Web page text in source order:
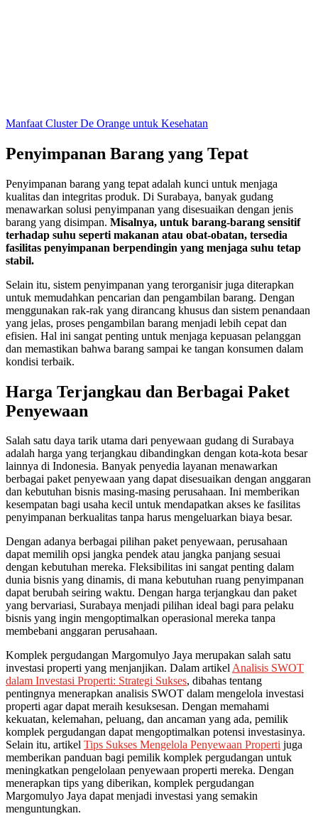
Manfaat Cluster De Orange untuk Kesehatan
Penyimpanan Barang yang Tepat
Penyimpanan barang yang tepat adalah kunci untuk menjaga
kualitas dan integritas produk. Di Surabaya, banyak gudang
menawarkan solusi penyimpanan yang disesuaikan dengan jenis
barang yang disimpan. Misalnya, untuk barang-barang sensitif
terhadap suhu seperti makanan atau obat-obatan, tersedia
fasilitas penyimpanan berpendingin yang menjaga suhu tetap
stabil.
Selain itu, sistem penyimpanan yang terorganisir juga diterapkan
untuk memudahkan pencarian dan pengambilan barang. Dengan
menggunakan rak-rak yang dirancang khusus dan sistem penandaan
yang jelas, proses pengambilan barang menjadi lebih cepat dan
efisien. Hal ini sangat penting untuk menjaga kepuasan pelanggan
dan memastikan bahwa barang sampai ke tangan konsumen dalam
kondisi terbaik.
Harga Terjangkau dan Berbagai Paket
Penyewaan
Salah satu daya tarik utama dari penyewaan gudang di Surabaya
adalah harga yang terjangkau dibandingkan dengan kota-kota besar
lainnya di Indonesia. Banyak penyedia layanan menawarkan
berbagai paket penyewaan yang dapat disesuaikan dengan anggaran
dan kebutuhan bisnis masing-masing perusahaan. Ini memberikan
kesempatan bagi usaha kecil untuk mendapatkan akses ke fasilitas
penyimpanan berkualitas tanpa harus mengeluarkan biaya besar.
Dengan adanya berbagai pilihan paket penyewaan, perusahaan
dapat memilih opsi jangka pendek atau jangka panjang sesuai
dengan kebutuhan mereka. Fleksibilitas ini sangat penting dalam
dunia bisnis yang dinamis, di mana kebutuhan ruang penyimpanan
dapat berubah seiring waktu. Dengan harga terjangkau dan paket
yang bervariasi, Surabaya menjadi pilihan ideal bagi para pelaku
bisnis yang ingin mengoptimalkan operasional mereka tanpa
membebani anggaran perusahaan.
Komplek pergudangan Margomulyo Jaya merupakan salah satu
investasi properti yang menjanjikan. Dalam artikelAnalisis SWOT
dalam Investasi Properti: Strategi Sukses, dibahas tentang
pentingnya menerapkan analisis SWOT dalam mengelola investasi
properti agar dapat meraih kesuksesan. Dengan memahami
kekuatan, kelemahan, peluang, dan ancaman yang ada, pemilik
komplek pergudangan dapat mengoptimalkan potensi investasinya.
Selain itu, artikel Tips Sukses Mengelola Penyewaan Properti juga
memberikan panduan bagi pemilik komplek pergudangan untuk
meningkatkan pengelolaan penyewaan properti mereka. Dengan
menerapkan tips yang diberikan, komplek pergudangan
Margomulyo Jaya dapat menjadi investasi yang semakin
menguntungkan.